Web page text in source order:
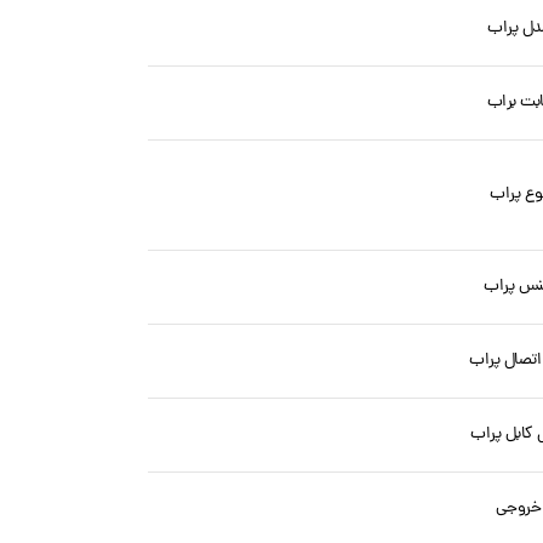
پراب
براب
پراب
پراب
پراب
کابل پراب
خروجی